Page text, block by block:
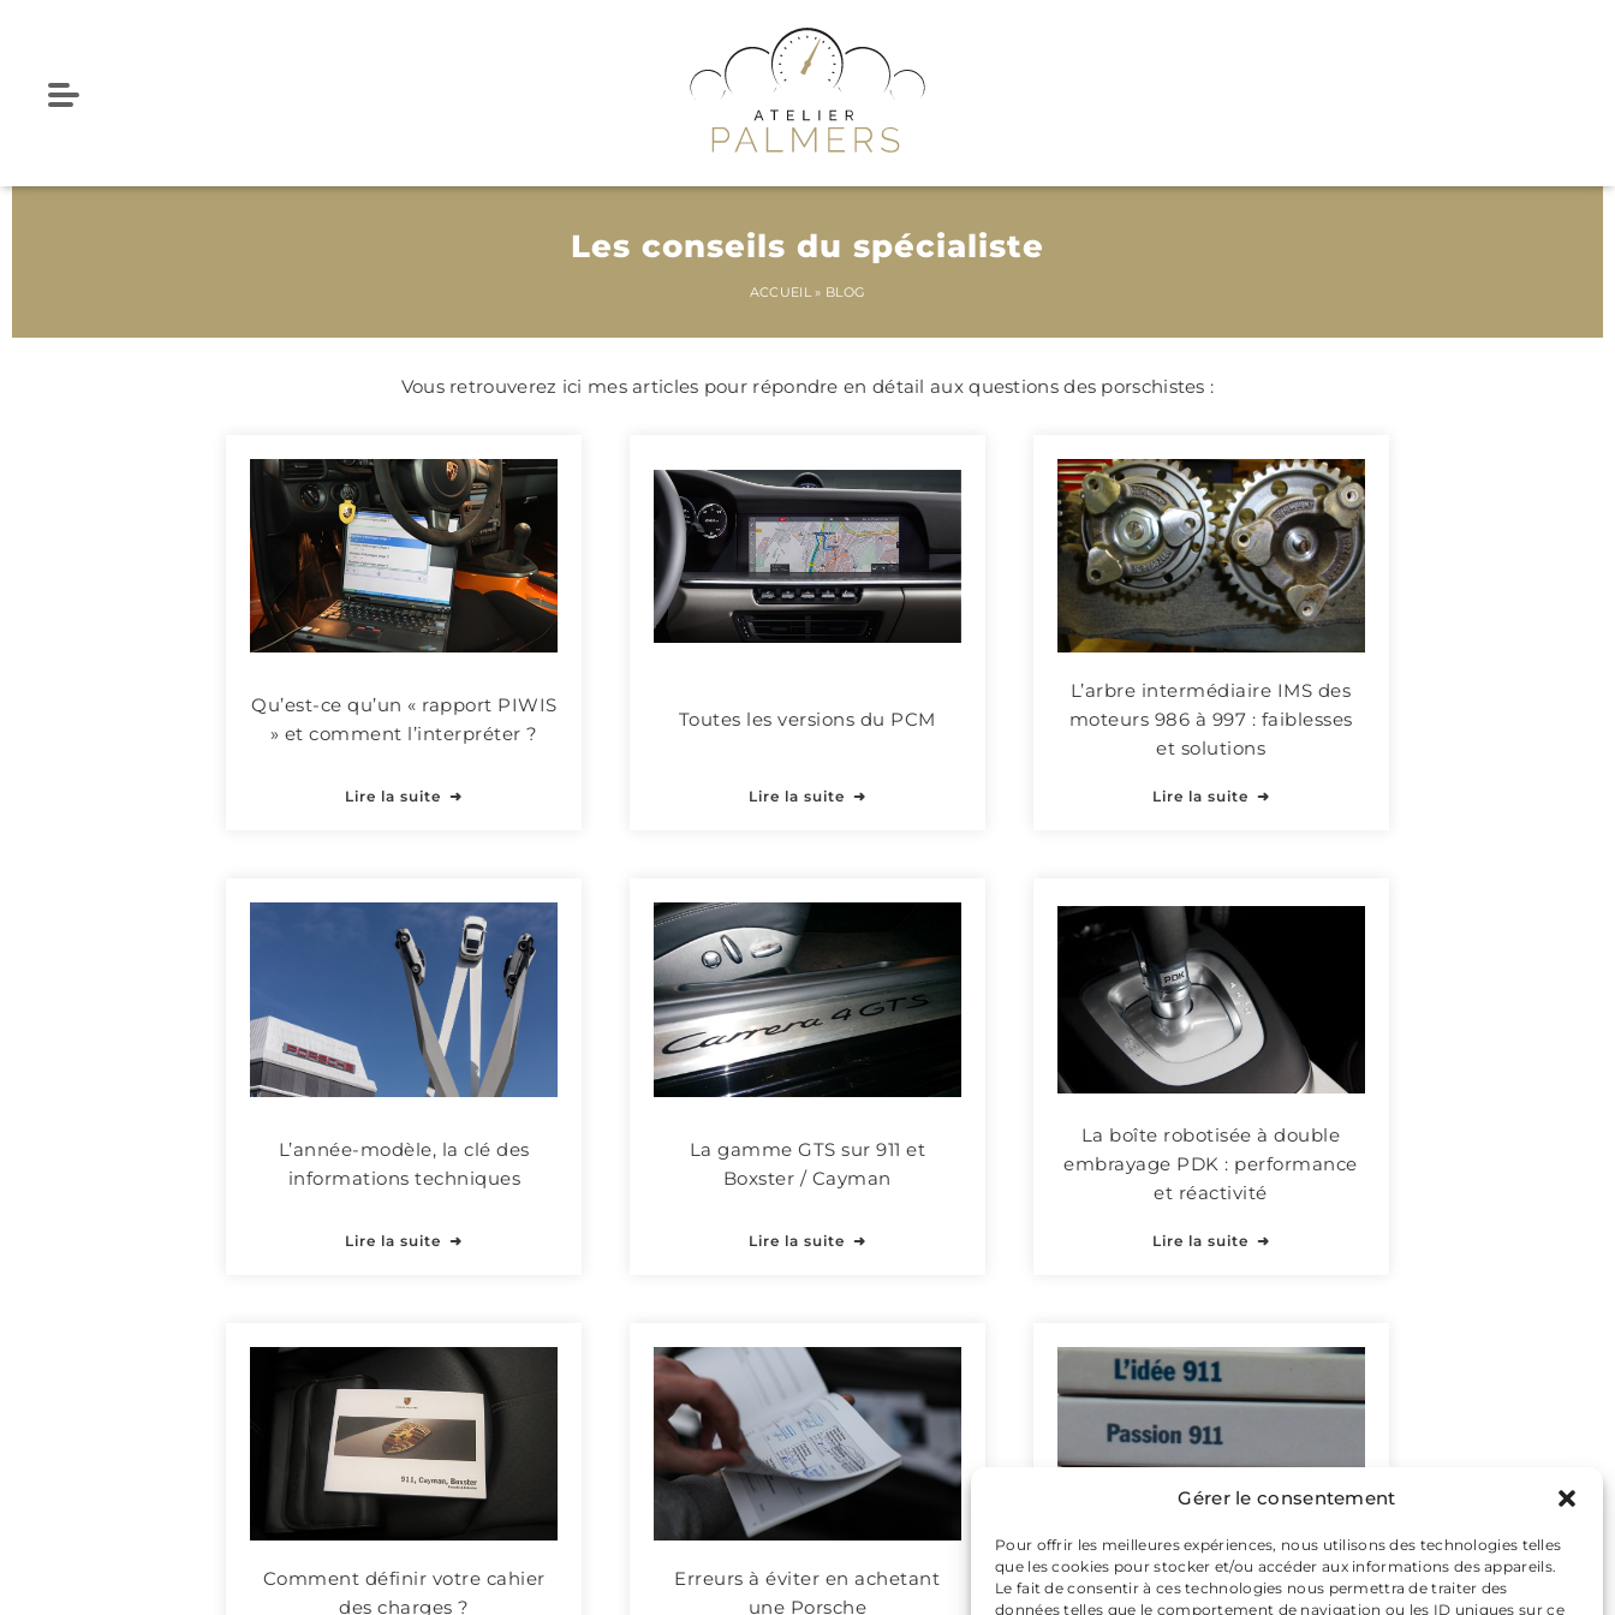
Gérer le consentement
Pour offrir les meilleures expériences, nous utilisons des technologies telles
que les cookies pour stocker et/ou accéder aux informations des appareils.
Le fait de consentir à ces technologies nous permettra de traiter des
données telles que le comportement de navigation ou les ID uniques sur ce
Les conseils du spécialiste
ACCUEIL» BLOG
Vous retrouverez ici mes articles pour répondre en détail aux questions des porschistes :
Qu’est-ce qu’un « rapport PIWIS
» et comment l’interpréter ?
Lire la suite
Toutes les versions du PCM
Lire la suite
L’arbre intermédiaire IMS des
moteurs 986 à 997 : faiblesses
et solutions
Lire la suite
L’année-modèle, la clé des
informations techniques
Lire la suite
La gamme GTS sur 911 et
Boxster / Cayman
Lire la suite
La boîte robotisée à double
embrayage PDK : performance
et réactivité
Lire la suite
Comment définir votre cahier
des charges ?
Erreurs à éviter en achetant
une Porsche
Vous faut-il une 911 Carrera 4S ?